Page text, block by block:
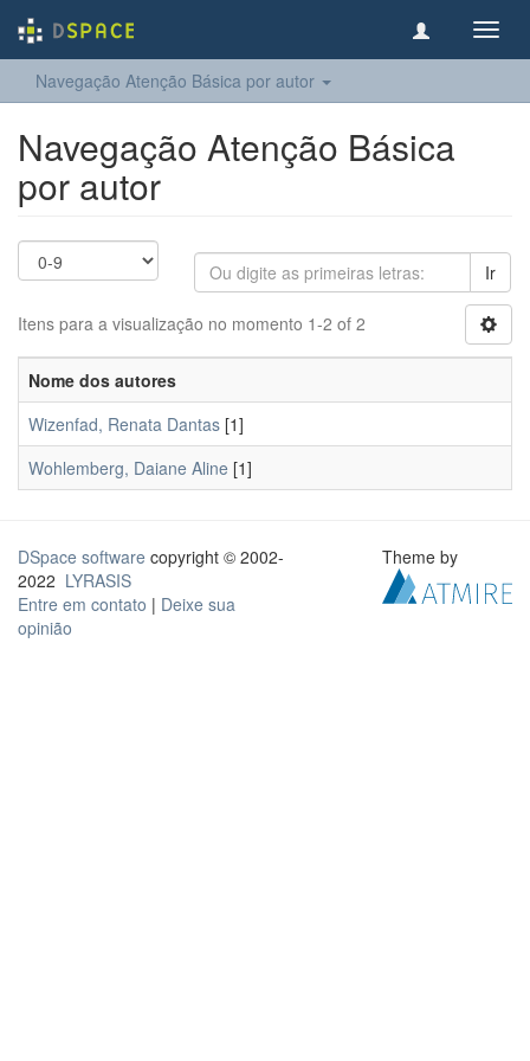
Navegação Atenção Básica por autor
Navegação Atenção Básica
por autor
Ir
Itens para a visualização no momento 1-2 of 2
Nome dos autores
Wizenfad, Renata Dantas [1]
Wohlemberg, Daiane Aline [1]
DSpace software copyright © 2002-
2022 LYRASIS
Entre em contato | Deixe sua
opinião
Theme by